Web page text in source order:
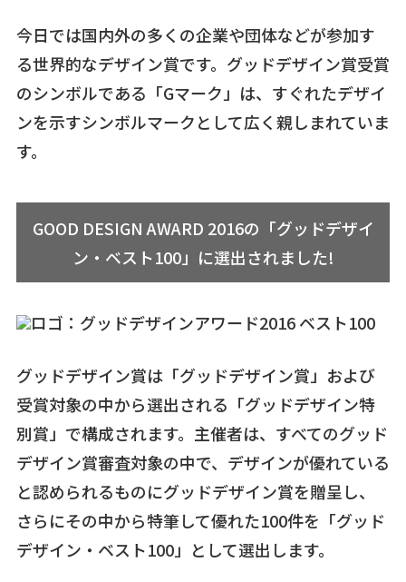
今日では国内外の多くの企業や団体などが参加す
る世界的なデザイン賞です。グッドデザイン賞受賞
のシンボルである「Gマーク」は、すぐれたデザイ
ンを示すシンボルマークとして広く親しまれていま
す。
GOOD DESIGN AWARD 2016の「グッドデザイ
ン・ベスト100」に選出されました!
グッドデザイン賞は「グッドデザイン賞」および
受賞対象の中から選出される「グッドデザイン特
別賞」で構成されます。主催者は、すべてのグッド
デザイン賞審査対象の中で、デザインが優れている
と認められるものにグッドデザイン賞を贈呈し、
さらにその中から特筆して優れた100件を「グッド
デザイン・ベスト100」として選出します。